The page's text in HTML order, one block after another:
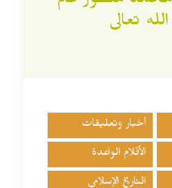
تعالى
أخبار وتعليقات
الأقلام الواعدة
التاريخ الإسلامي